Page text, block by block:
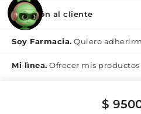
$
Dermocosmética
Maquillaje
Nutrición & Deporte
Bebé y maternidad
Nuestra empresa
Puntos de retiro
Atención al cliente
Contacto
Términos y condiciones
Soy Farmacia. Quiero
Mi lìnea. Ofrecer mis productos
Botón de